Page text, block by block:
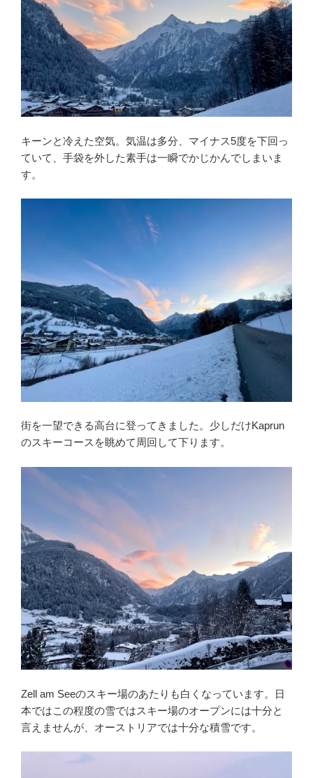
キーンと冷えた空気。気温は多分、マイナス5度を下回っ
ていて、手袋を外した素手は一瞬でかじかんでしまいま
す。
街を一望できる高台に登ってきました。少しだけKaprun
のスキーコースを眺めて周回して下ります。
Zell am Seeのスキー場のあたりも白くなっています。日
本ではこの程度の雪ではスキー場のオープンには十分と
言えませんが、オーストリアでは十分な積雪です。